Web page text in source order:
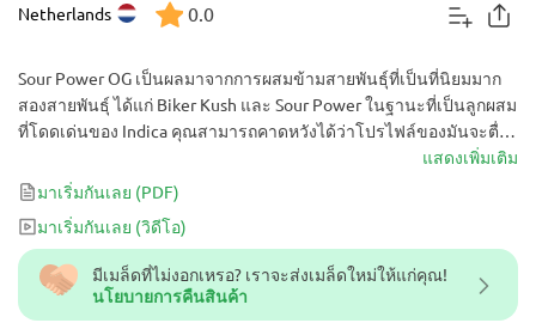
Netherlands 0.0
มีเมล็ดที่ไม่งอกเหรอ? เราจะส่งเมล็ดใหม่ให้แก่คุณ!
นโยบายการคืนสินค้า
Sour Power OG เป็นผลมาจากการผสมข้ามสายพันธุ์ที่เป็นที่นิยมมาก
สองสายพันธุ์ ได้แก่ Biker Kush และ Sour Power ในฐานะที่เป็นลูกผสม
ที่โดดเด่นของ Indica คุณสามารถคาดหวังได้ว่าโปรไฟล์ของมันจะตื่น
ตัวและยกระดับ สร้างความสูงที่สมดุลพร้อมกับรสชาติและกลิ่นหอม
ของซิตรัส ซึ่งให้ "ความหวาน" มากมายพร้อมกับ "ความเปรี้ยว"
แสดงเพิ่มเติม
มาเริ่มกันเลย (PDF)
มาเริ่มกันเลย (วิดีโอ)